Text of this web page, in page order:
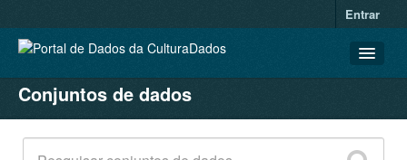
Entrar
CONJUNTOS DE DADOS
ORGANIZAÇÕES
GRUPOS
Conjuntos de dados